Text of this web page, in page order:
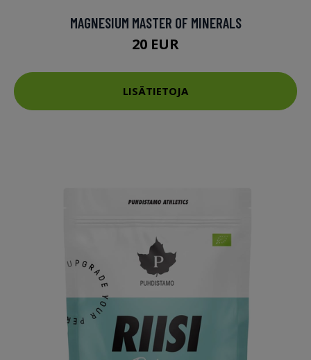
MAGNESIUM MASTER OF MINERALS
20 EUR
LISÄTIETOJA